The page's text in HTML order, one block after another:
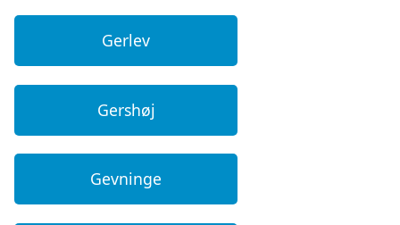
Gerlev
Gershøj
Gevninge